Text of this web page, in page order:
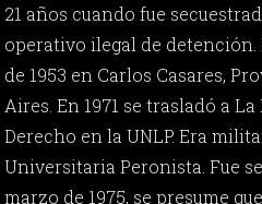
21 años cuando fue
operativo ilegal de detención.
de 1953 en Carlos Casares,
Aires. En 1971 se trasladó a
Derecho en la UNLP. Era
Universitaria Peronista. Fue
marzo de 1975, se presume